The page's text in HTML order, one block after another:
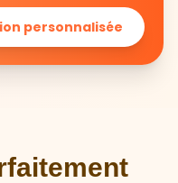
personnalisée